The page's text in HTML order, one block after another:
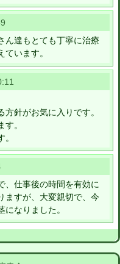
ん達もとても丁寧に治療
います。
針がお気に入りです。
。
、仕事後の時間を有効に
ますが、大変親切で、今
なりました。